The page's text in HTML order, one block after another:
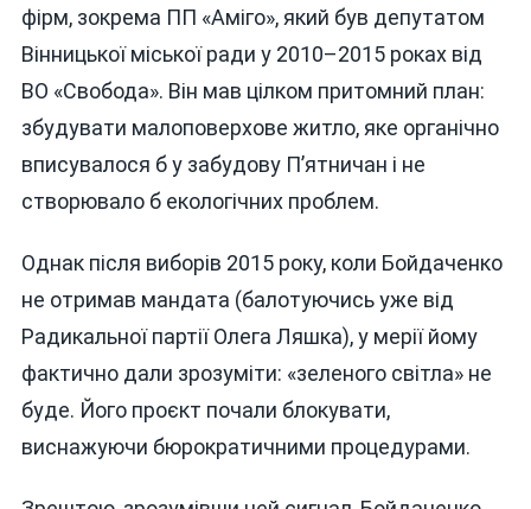
фірм, зокрема ПП «Аміго», який був депутатом
Вінницької міської ради у 2010–2015 роках від
ВО «Свобода». Він мав цілком притомний план:
збудувати малоповерхове житло, яке органічно
вписувалося б у забудову П’ятничан і не
створювало б екологічних проблем.
Однак після виборів 2015 року, коли Бойдаченко
не отримав мандата (балотуючись уже від
Радикальної партії Олега Ляшка), у мерії йому
фактично дали зрозуміти: «зеленого світла» не
буде. Його проєкт почали блокувати,
виснажуючи бюрократичними процедурами.